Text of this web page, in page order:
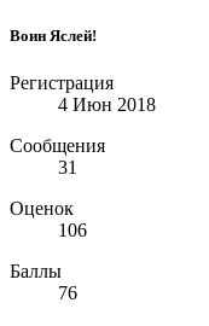
Воин Яслей!
Регистрация
4 Июн 2018
Сообщения
31
Оценок
106
Баллы
76